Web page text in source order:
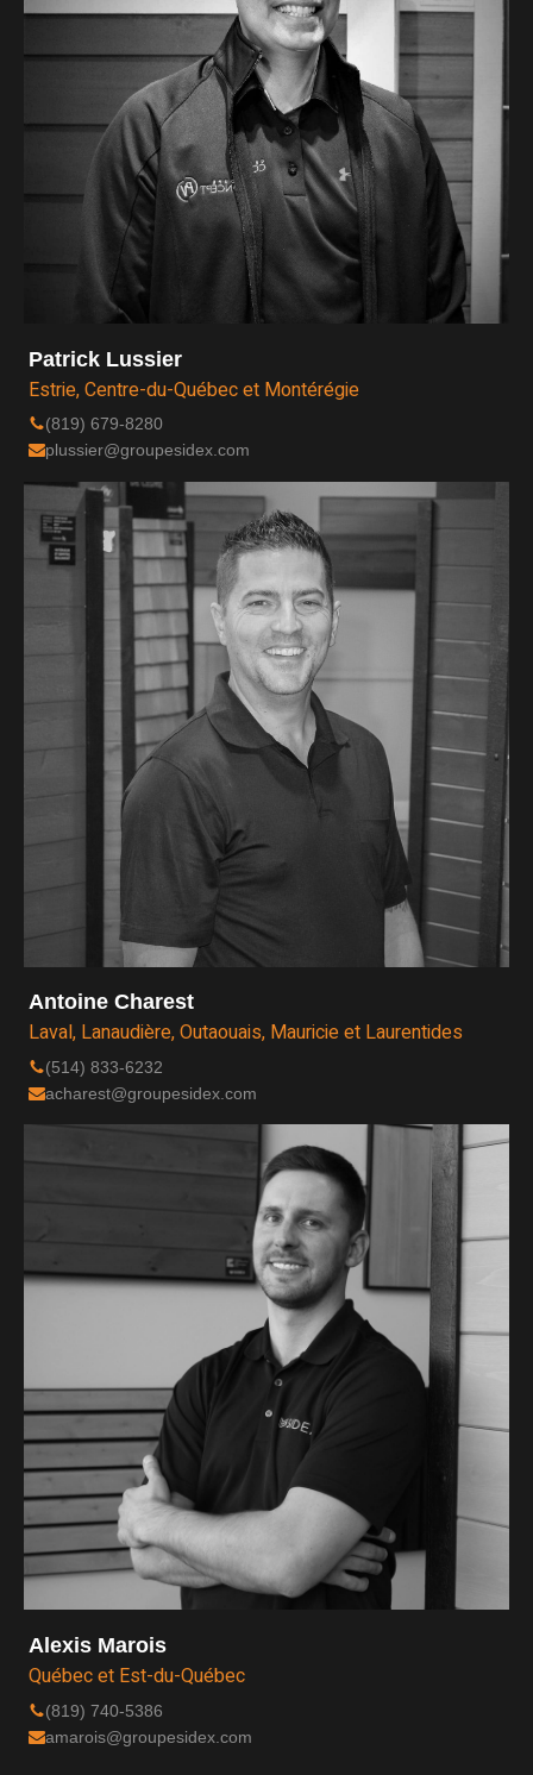
Patrick Lussier
Estrie, Centre-du-Québec et Montérégie
(819) 679-8280
plussier@groupesidex.com
Antoine Charest
Laval, Lanaudière, Outaouais, Mauricie et Laurentides
(514) 833-6232
acharest@groupesidex.com
Alexis Marois
Québec et Est-du-Québec
(819) 740-5386
amarois@groupesidex.com